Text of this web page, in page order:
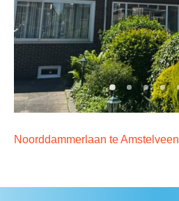
Noorddammerlaan te Amstelveen